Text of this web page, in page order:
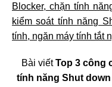
Blocker, chặn tính
kiểm soát tính năng
tính, ngăn máy tính tắt
Bài viếtTop 3 công
tính năng Shut